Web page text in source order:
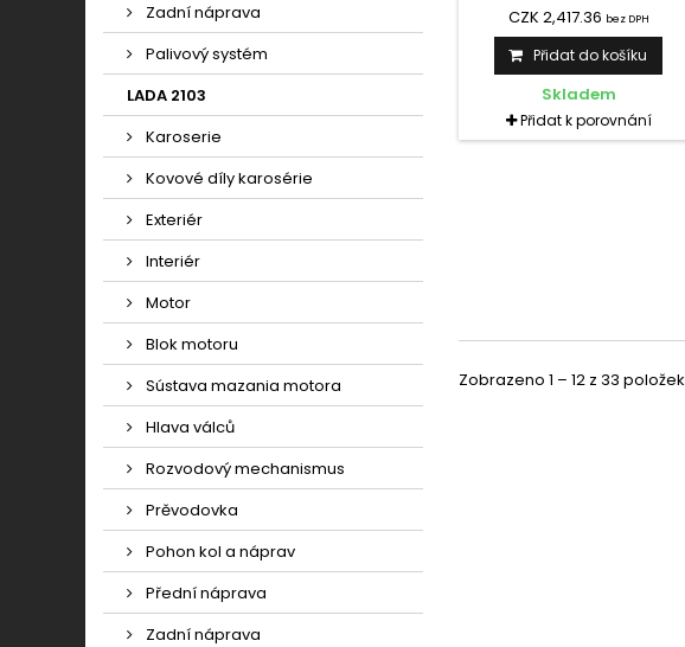
Zadní náprava
Palivový systém
LADA 2103
Karoserie
Kovové díly karosérie
Exteriér
Interiér
Motor
Blok motoru
Sústava mazania motora
Hlava válců
Rozvodový mechanismus
Prěvodovka
Pohon kol a náprav
Přední náprava
Zadní náprava
CZK 2,417.36 bez DPH
Přidat do košíku
Skladem
Přidat k porovnání
Zobrazeno 1 – 12 z 33 položek